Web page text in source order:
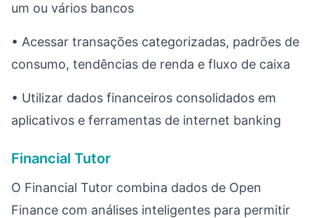
um ou vários bancos
• Acessar transações categorizadas, padrões de
consumo, tendências de renda e fluxo de caixa
• Utilizar dados financeiros consolidados em
aplicativos e ferramentas de internet banking
Financial Tutor
O Financial Tutor combina dados de Open
Finance com análises inteligentes para permitir